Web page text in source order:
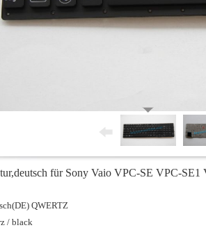
für Sony Vaio VPC-SE VPC-
QWERTZ
/ black